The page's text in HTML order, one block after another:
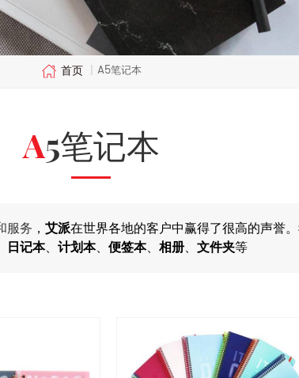
首页 | A5笔记本
A5笔记本
服务 ， 艾派在世界各地的客户中赢得了很高的声誉
日记本、 计划本、 便签本、 相册、 文件夹等